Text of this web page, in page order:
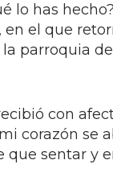
lo has
el que
parroquia
con
corazón se
sentar y